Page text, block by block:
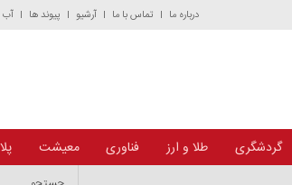
درباره ما تماس با ما آرشیو پیوند ها آب
گردشگری طلا و ارز فناوری معیشت